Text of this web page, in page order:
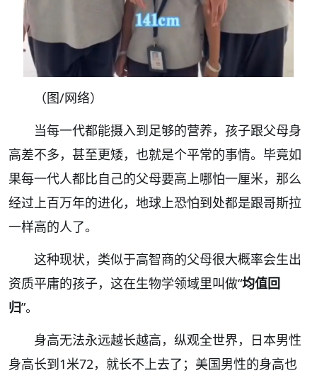
（图/网络）
当每一代都能摄入到足够的营养，孩子跟父母身
高差不多，甚至更矮，也就是个平常的事情。毕竟如
果每一代人都比自己的父母要高上哪怕一厘米，那么
经过上百万年的进化，地球上恐怕到处都是跟哥斯拉
一样高的人了。
这种现状，类似于高智商的父母很大概率会生出
资质平庸的孩子，这在生物学领域里叫做“均值回
归”。
身高无法永远越长越高，纵观全世界，日本男性
身高长到1米72，就长不上去了；美国男性的身高也